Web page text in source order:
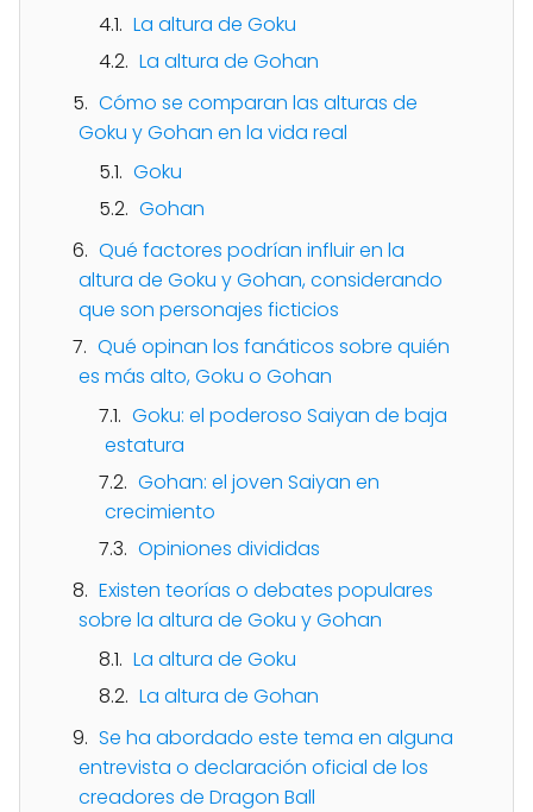
La altura de Goku
La altura de Gohan
Cómo se comparan las alturas de
Goku y Gohan en la vida real
Goku
Gohan
Qué factores podrían influir en la
altura de Goku y Gohan, considerando
que son personajes ficticios
Qué opinan los fanáticos sobre quién
es más alto, Goku o Gohan
Goku: el poderoso Saiyan de baja
estatura
Gohan: el joven Saiyan en
crecimiento
Opiniones divididas
Existen teorías o debates populares
sobre la altura de Goku y Gohan
La altura de Goku
La altura de Gohan
Se ha abordado este tema en alguna
entrevista o declaración oficial de los
creadores de Dragon Ball